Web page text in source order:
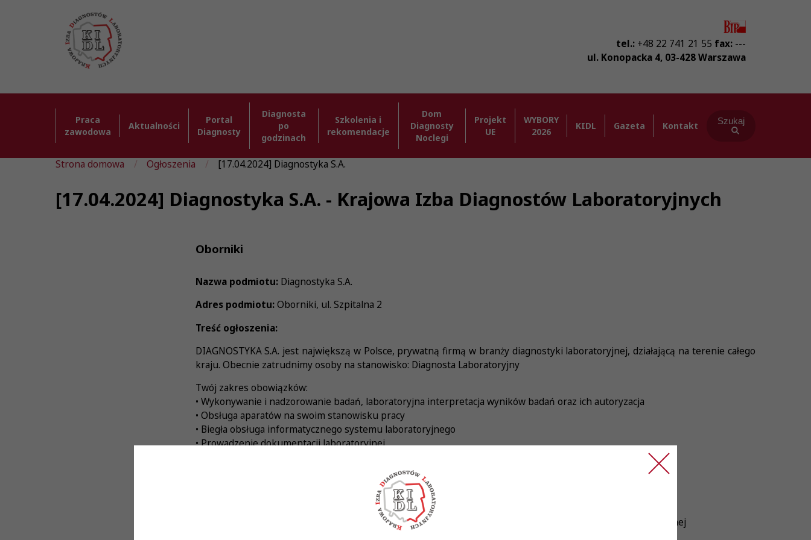
tel.: +48 22 741 21 55 fax: ---
ul. Konopacka 4, 03-428Warszawa
Praca
zawodowa
Aktualności
Portal
Diagnosty
Diagnosta
po
godzinach
Szkolenia i
rekomendacje
Dom
Diagnosty
Noclegi
Projekt
UE
WYBORY
2026
KIDL Gazeta Kontakt Szukaj
Strona domowa Ogłoszenia [17.04.2024] Diagnostyka S.A.
[17.04.2024] Diagnostyka S.A. - Krajowa Izba Diagnostów Laboratoryjnych
Oborniki
Nazwa podmiotu: Diagnostyka S.A.
Adres podmiotu:Oborniki, ul. Szpitalna 2
Treść ogłoszenia:
DIAGNOSTYKA S.A. jest największą w Polsce, prywatną firmą w branży diagnostyki laboratoryjnej, działającą na terenie całego
kraju. Obecnie zatrudnimy osoby na stanowisko: Diagnosta Laboratoryjny
Twój zakres obowiązków:
• Wykonywanie i nadzorowanie badań, laboratoryjna interpretacja wyników badań oraz ich autoryzacja
• Obsługa aparatów na swoim stanowisku pracy
• Biegła obsługa informatycznego systemu laboratoryjnego
• Prowadzenie dokumentacji laboratoryjnej
• Aktualnego prawa wykonywania zawodu Diagnosty Laboratoryjnego
• Doskonałej organizacji pracy i chęci ciągłego rozwoju zawodowego
• Komunikatywności i umiejętności współdziałania
• Mile widziane uprawnienia do samodzielnego wykonywania badań w zakresie immunologii transfuzjologicznej